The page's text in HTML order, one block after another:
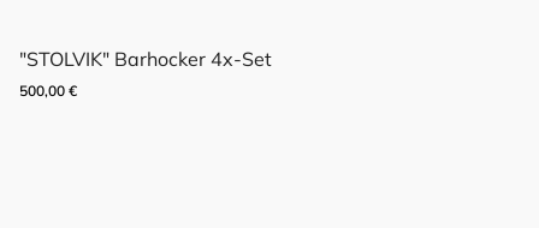
"STOLVIK" Barhocker 4x-Set
500,00 €